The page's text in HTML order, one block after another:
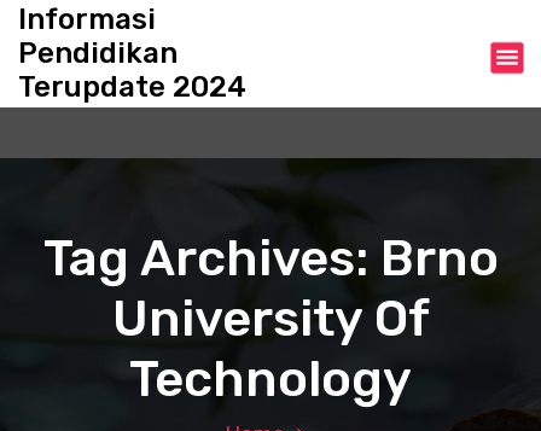
Informasi
Pendidikan
Terupdate 2024
Tag Archives: Brno
University Of
Technology